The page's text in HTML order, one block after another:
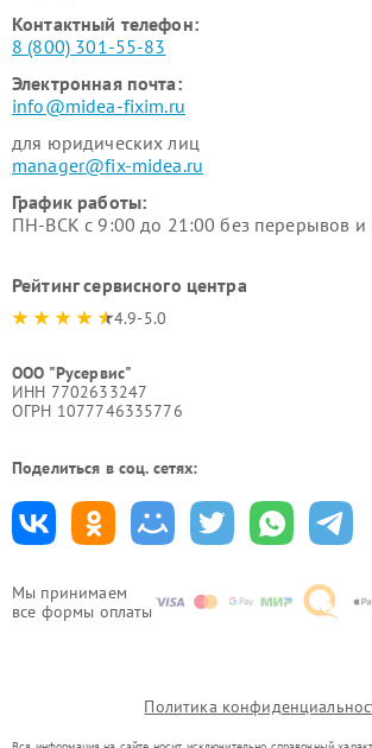
Мы принимаем
все формы оплаты
Контактный телефон:
8 (800) 301-55-83
Электронная почта:
info@midea-fixim.ru
для юридических лиц
manager@fix-midea.ru
График работы:
ПН-ВСК с 9:00 до 21:00 без перерывов
Рейтинг сервисного центра
4.9-5.0
ООО "Русервис"
ИНН 7702633247
ОГРН 1077746335776
Поделиться в соц. сетях:
Политика